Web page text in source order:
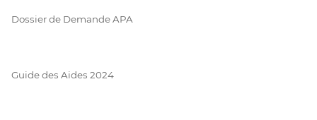
Dossier de Demande APA
Guide des Aides 2024